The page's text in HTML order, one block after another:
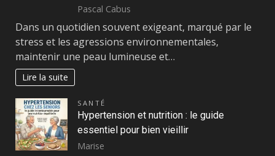
Pascal Cabus
Dans un quotidien souvent exigeant, marqué par le
stress et les agressions environnementales,
maintenir une peau lumineuse et…
Lire la suite
SANTÉ
Hypertension et nutrition : le guide
essentiel pour bien vieillir
Marise